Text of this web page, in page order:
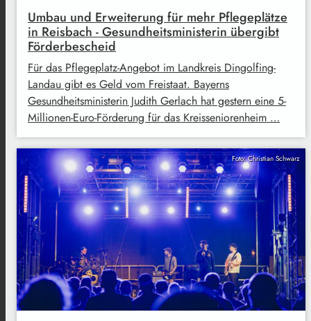
Umbau und Erweiterung für mehr Pflegeplätze
in Reisbach - Gesundheitsministerin übergibt
Förderbescheid
Für das Pflegeplatz-Angebot im Landkreis Dingolfing-
Landau gibt es Geld vom Freistaat. Bayerns
Gesundheitsministerin Judith Gerlach hat gestern eine 5-
Millionen-Euro-Förderung für das Kreisseniorenheim …
Foto: Christian Schwarz